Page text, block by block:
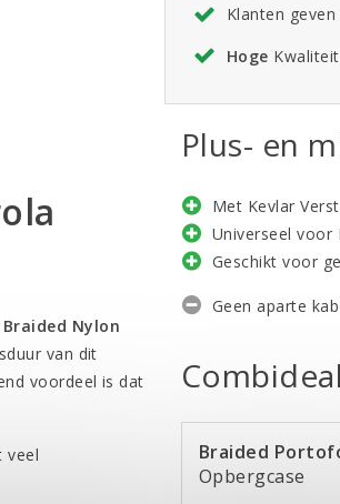
Klanten
Hoge
Braided Nylon
van dit
voordeel is dat
veel
Plus- en
Met Kevlar
Universeel voor
Geschikt voor
Geen aparte
Braided
Opbergcase